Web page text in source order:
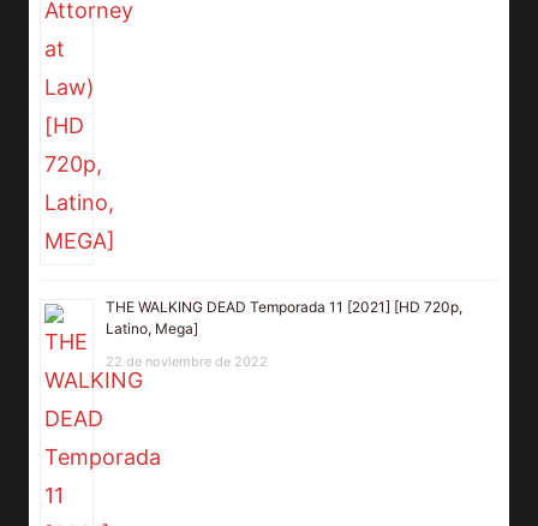
THE WALKING DEAD Temporada 11 [2021] [HD 720p,
Latino, Mega]
22 de noviembre de 2022